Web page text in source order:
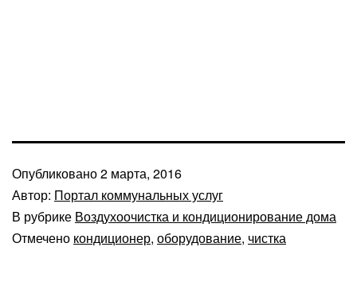
Опубликовано2 марта, 2016
Автор: Портал коммунальных услуг
В рубрике Воздухоочистка и кондиционирование дома
Отмечено кондиционер, оборудование, чистка